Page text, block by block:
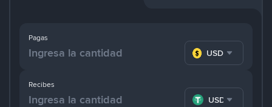
Pagas
USD
Recibes
USDT